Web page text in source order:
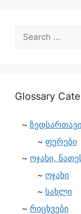
Glossary
ფერები
ოჯახი,
ოჯახი
სახლი
რიცხვები